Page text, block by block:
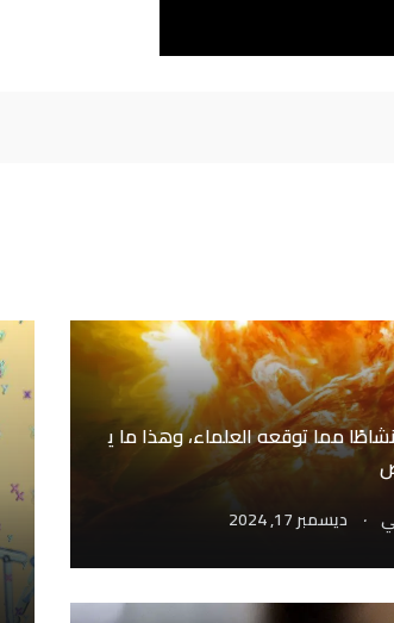
مما توقعه العلماء، وهذا ما ي
. ديسمبر 17, 2024